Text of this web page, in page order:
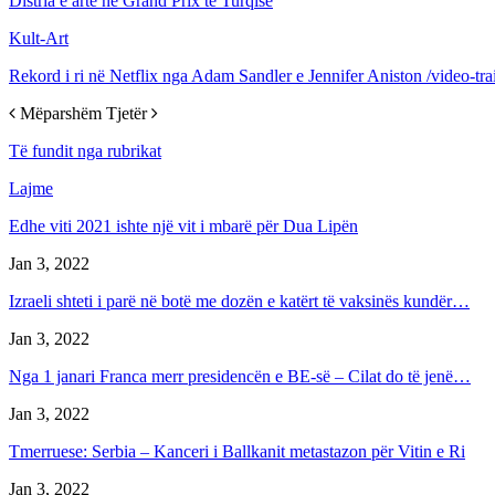
Kult-Art
Rekord i ri në Netflix nga Adam Sandler e Jennifer Aniston /video-
Mëparshëm Tjetër
Të fundit nga rubrikat
Lajme
Edhe viti 2021 ishte një vit i mbarë për Dua Lipën
Jan 3, 2022
Izraeli shteti i parë në botë me dozën e katërt të vaksinës kundër…
Jan 3, 2022
Nga 1 janari Franca merr presidencën e BE-së – Cilat do të jenë…
Jan 3, 2022
Tmerruese: Serbia – Kanceri i Ballkanit metastazon për Vitin e Ri
Jan 3, 2022